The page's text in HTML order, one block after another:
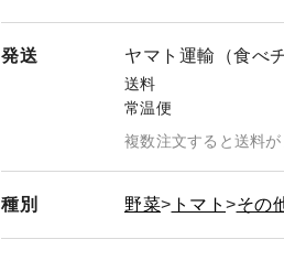
発送 ヤマト運輸（食べ
送料
常温便
複数注文すると送料が
種別 野菜 トマト その